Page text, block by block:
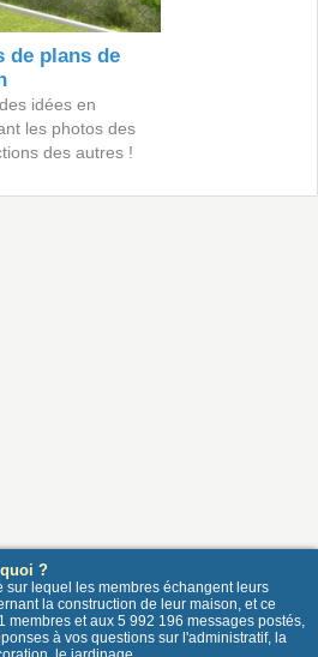
de plans de
idées en
les photos des
des autres !
?
sur lequel les membres échangent leurs
la construction de leur maison, et ce
membres et aux 5 992 196 messages postés,
à vos questions sur l'administratif, la